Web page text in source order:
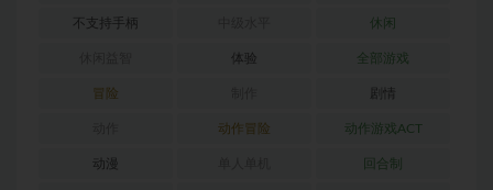
不支持手柄 休闲
体验 全部游戏
冒险 剧情
动作冒险 动作游戏ACT
动漫 回合制